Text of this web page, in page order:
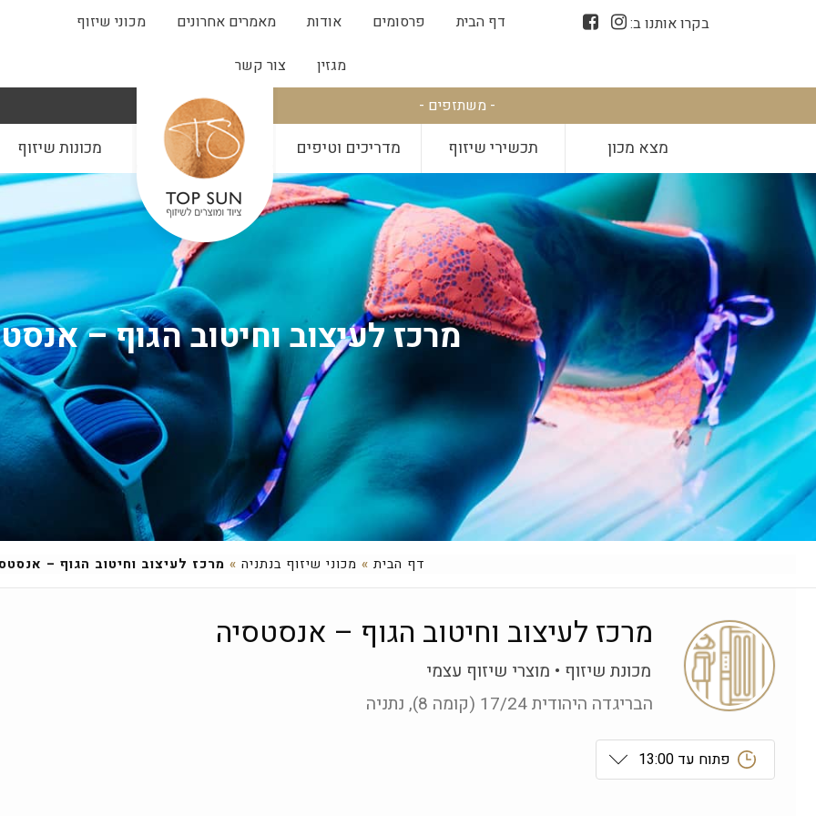
בקרו אותנו ב: דף הבית פרסומים אודות מאמרים אחרונים
מכוני שיזוף
מגזין
צור קשר
- משתזפים -
מצא מכון תכשירי שיזוף מדריכים וטיפים מכונות שיזוף
מרכז לעיצוב וחיטוב הגוף –
דף הבית » מכוני שיזוף בנתניה » מרכז לעיצוב וחיטוב הגוף –
מרכז לעיצוב וחיטוב הגוף – אנסטסיה
מכונת שיזוף
מוצרי שיזוף עצמי
הבריגדה היהודית 17/24 (קומה 8), נתניה
פתוח עד 13:00